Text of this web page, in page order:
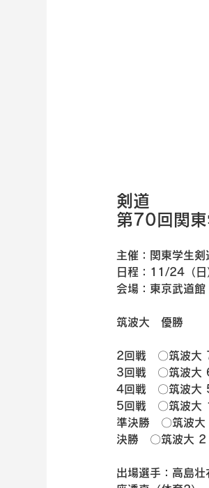
剣道
第70回関東
主催：関東学生剣
日程：11/24（日
会場：東京武道館
筑波大　優勝
2回戦　〇筑波
3回戦　〇筑波
4回戦　〇筑波大
5回戦　〇筑波
準決勝　〇筑波
決勝　〇筑波大
出場選手：高島